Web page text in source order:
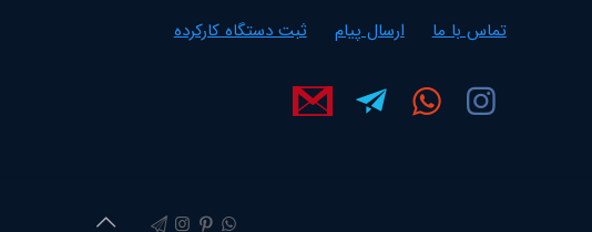
تماس با ما ارسال پیام ثبت دستگاه کارکرده